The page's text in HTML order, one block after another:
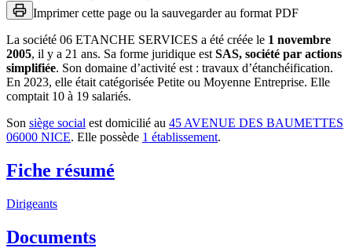
Imprimer cette page ou la sauvegarder au format PDF
La société 06 ETANCHE SERVICES a été créée le 1 novembre
2005, il y a 21 ans. Sa forme juridique est SAS, société par actions
simplifiée. Son domaine d’activité est : travaux d’étanchéification.
En 2023, elle était catégorisée Petite ou Moyenne Entreprise. Elle
comptait 10 à 19 salariés.
Son siège social est domicilié au 45 AVENUE DES BAUMETTES
06000 NICE. Elle possède 1 établissement.
Fiche résumé
Dirigeants
Documents